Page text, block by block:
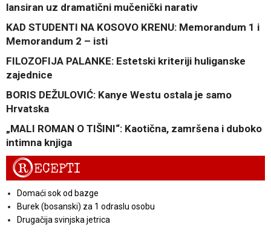
lansiran uz dramatični mučenički narativ
KAD STUDENTI NA KOSOVO KRENU: Memorandum 1 i
Memorandum 2 – isti
FILOZOFIJA PALANKE: Estetski kriteriji huliganske
zajednice
BORIS DEŽULOVIĆ: Kanye Westu ostala je samo
Hrvatska
„MALI ROMAN O TIŠINI“: Kaotična, zamršena i duboko
intimna knjiga
RECEPTI
Domaći sok od bazge
Burek (bosanski) za 1 odraslu osobu
Drugačija svinjska jetrica